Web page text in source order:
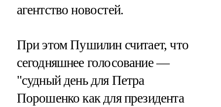
агентство новостей.
При этом Пушилин считает, что
сегодняшнее голосование —
"судный день для Петра
Порошенко как для президента